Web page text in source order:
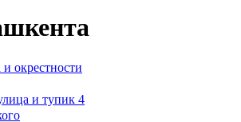
окрестности
и тупик 4